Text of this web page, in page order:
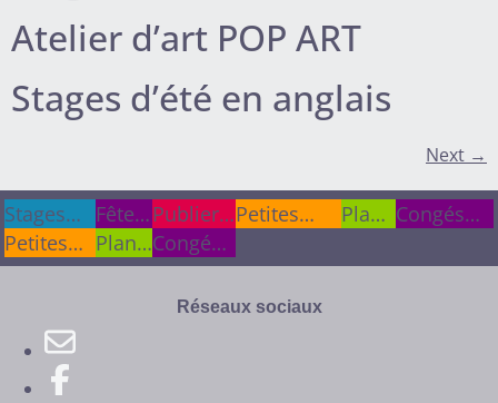
Atelier d’art POP ART
Stages d’été en anglais
Next →
Stages
cet été
Stages
cet été
Fêtes
&
anniv.
Fêtes
&
anniv.
Publier
une info
Publier
une info
Petites
annonces
Petites
Plan
du
Plan
site
Congés
scolaires
Congés
Réseaux sociaux